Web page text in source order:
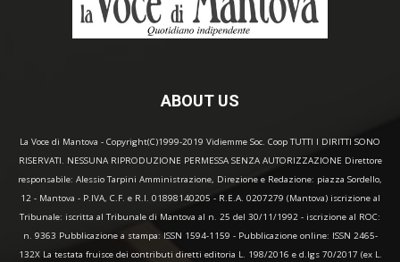
ABOUT US
La Voce di Mantova - Copyright(C)1999-2019 Vidiemme Soc. Coop TUTTI I DIRITTI SONO
RISERVATI. NESSUNA RIPRODUZIONE PERMESSA SENZA AUTORIZZAZIONE Direttore
responsabile: Alessio Tarpini Amministrazione, Direzione e Redazione: piazza Sordello,
12 - Mantova - P.IVA, C.F. e R.I. 01898140205 - R.E.A. 0207279 (Mantova) iscrizione al
Tribunale: iscritta al Tribunale di Mantova al n. 25 del 30/11/1992 - iscrizione al ROC:
n. 9363 Pubblicazione a stampa: ISSN 1594-1159 - Pubblicazione online: ISSN 2465-
132X La testata fruisce dei contributi diretti editoria L. 198/2016 e d.lgs 70/2017 (ex L.